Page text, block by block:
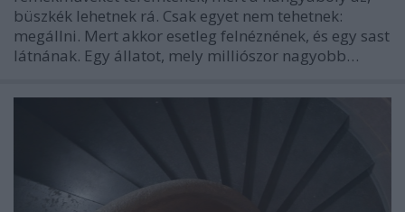
büszkék lehetnek rá. Csak egyet nem tehetnek:
megállni. Mert akkor esetleg felnéznének, és egy sast
látnának. Egy állatot, mely milliószor nagyobb…